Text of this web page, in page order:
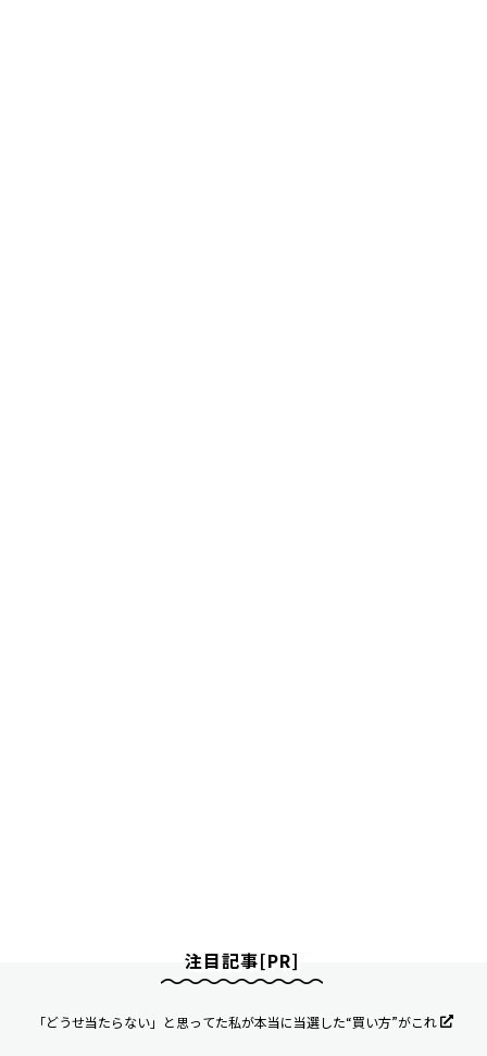
注目記事[PR]
「どうせ当たらない」と思ってた私が本当に当選した“買い方”がこれ